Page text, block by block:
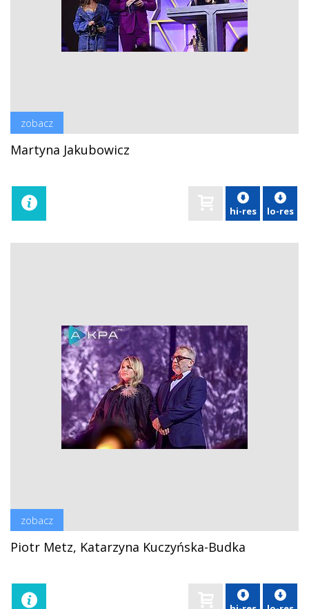
zobacz
Martyna Jakubowicz
hi-res lo-res
zobacz
Piotr Metz, Katarzyna Kuczyńska-Budka